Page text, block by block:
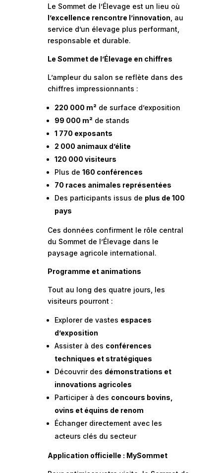
Le Sommet de l’Élevage est un lieu où
l’excellence rencontre l’innovation , au
service d’un élevage plus performant,
responsable et durable.
Le Sommet de l’Élevage en chiffres
L’ampleur du salon se reflète dans des
chiffres impressionnants :
220 000 m² de surface d’exposition
99 000 m² de stands
1 770 exposants
2 000 animaux d’élite
120 000 visiteurs
Plus de 160 conférences
70 races animales représentées
Des participants issus de plus de 100
pays
Ces données confirment le rôle central
du Sommet de l’Élevage dans le
paysage agricole international.
Programme et animations
Tout au long des quatre jours, les
visiteurs pourront :
Explorer de vastes espaces
d’exposition
Assister à des conférences
techniques et stratégiques
Découvrir des démonstrations et
innovations agricoles
Participer à des concours bovins,
ovins et équins de renom
Échanger directement avec les
acteurs clés du secteur
Application officielle : MySommet